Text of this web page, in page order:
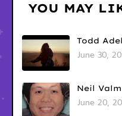
YOU MAY
Todd
June 30,
Neil
June 20,